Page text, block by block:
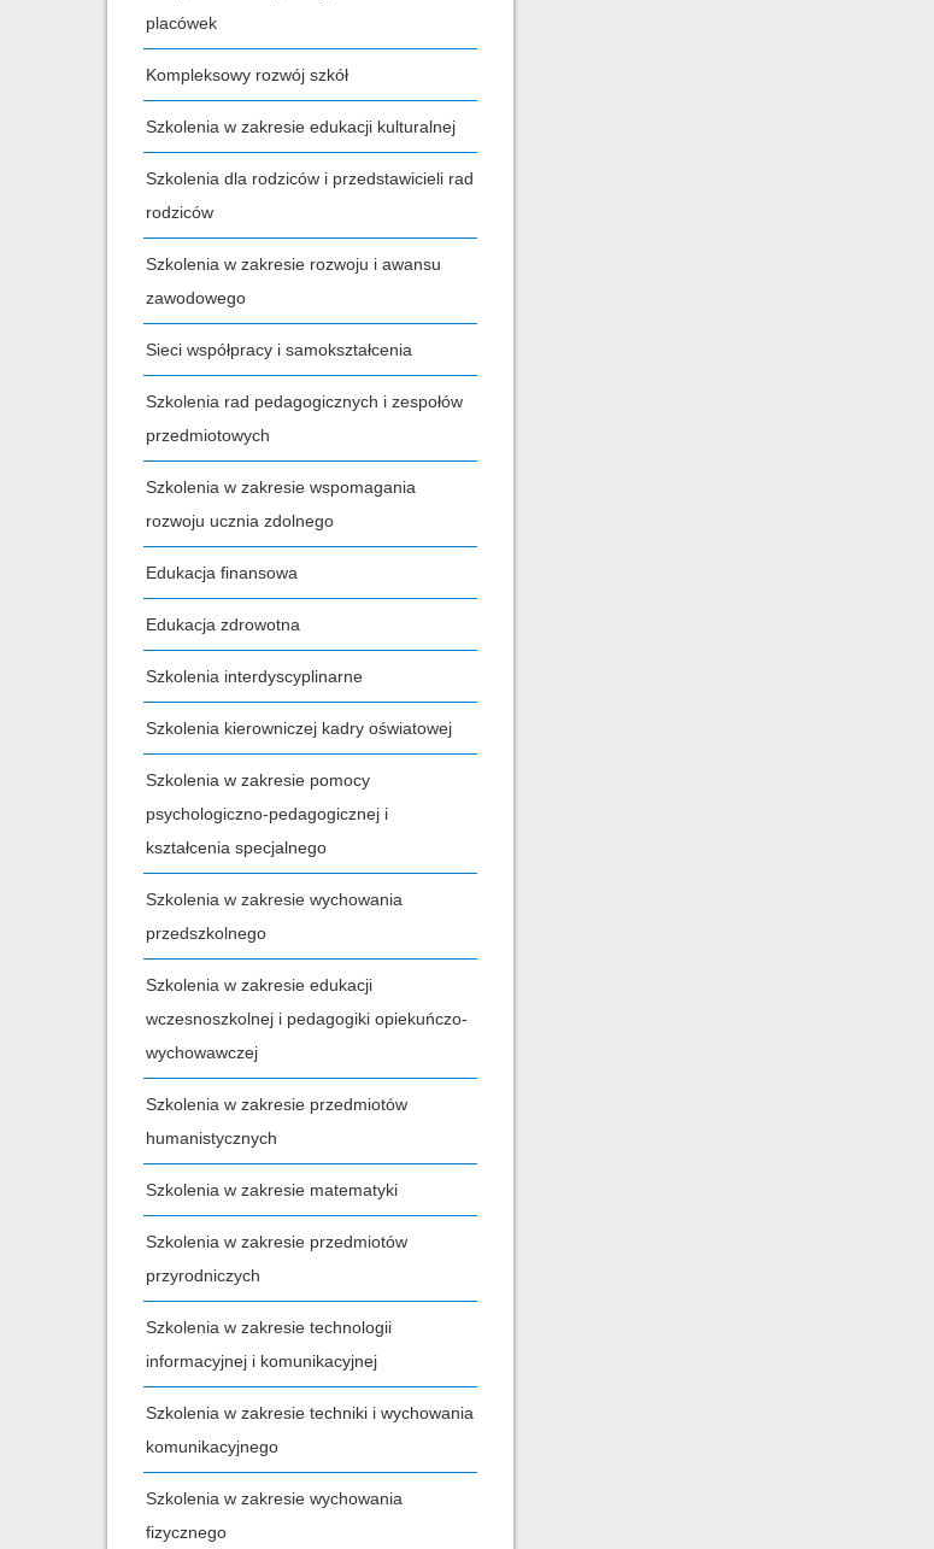
placówek
Kompleksowy rozwój szkół
Szkolenia w zakresie edukacji kulturalnej
Szkolenia dla rodziców i przedstawicieli rad
rodziców
Szkolenia w zakresie rozwoju i awansu
zawodowego
Sieci współpracy i samokształcenia
Szkolenia rad pedagogicznych i zespołów
przedmiotowych
Szkolenia w zakresie wspomagania
rozwoju ucznia zdolnego
Edukacja finansowa
Edukacja zdrowotna
Szkolenia interdyscyplinarne
Szkolenia kierowniczej kadry oświatowej
Szkolenia w zakresie pomocy
psychologiczno-pedagogicznej i
kształcenia specjalnego
Szkolenia w zakresie wychowania
przedszkolnego
Szkolenia w zakresie edukacji
wczesnoszkolnej i pedagogiki opiekuńczo-
wychowawczej
Szkolenia w zakresie przedmiotów
humanistycznych
Szkolenia w zakresie matematyki
Szkolenia w zakresie przedmiotów
przyrodniczych
Szkolenia w zakresie technologii
informacyjnej i komunikacyjnej
Szkolenia w zakresie techniki i wychowania
komunikacyjnego
Szkolenia w zakresie wychowania
fizycznego